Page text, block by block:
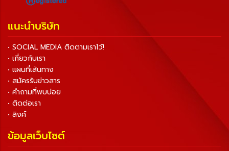
แนะนำบริษัท
• SOCIAL MEDIA ติดตามเราไว้!
• เกี่ยวกับเรา
• แผนที่เส้นทาง
• สมัครรับข่าวสาร
• คำถามที่พบบ่อย
• ติดต่อเรา
• ลิงค์
ข้อมูลเว็บไซต์